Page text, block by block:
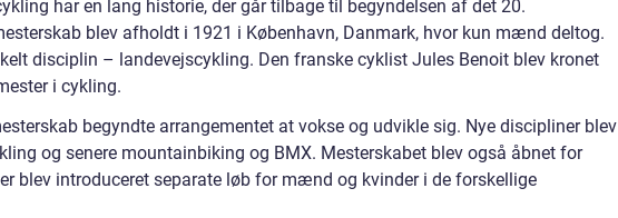
har en lang historie, der går tilbage til begyndelsen af det 20.
blev afholdt i 1921 i København, Danmark, hvor kun mænd deltog.
disciplin – landevejscykling. Den franske cyklist Jules Benoit blev kronet
i cykling.
begyndte arrangementet at vokse og udvikle sig. Nye discipliner blev
og senere mountainbiking og BMX. Mesterskabet blev også åbnet for
blev introduceret separate løb for mænd og kvinder i de forskellige